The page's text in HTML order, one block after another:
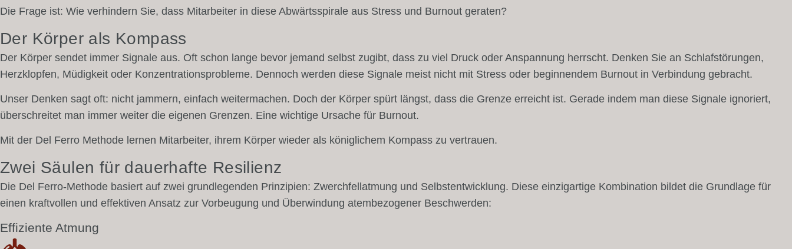
Die Frage ist: Wie verhindern Sie, dass Mitarbeiter in diese Abwärtsspirale aus Stress und Burnout geraten?
Der Körper als Kompass
Der Körper sendet immer Signale aus. Oft schon lange bevor jemand selbst zugibt, dass zu viel Druck oder Anspannung herrscht. Denken Sie an Schlafstörungen,
Herzklopfen, Müdigkeit oder Konzentrationsprobleme. Dennoch werden diese Signale meist nicht mit Stress oder beginnendem Burnout in Verbindung gebracht.
Unser Denken sagt oft: nicht jammern, einfach weitermachen. Doch der Körper spürt längst, dass die Grenze erreicht ist. Gerade indem man diese Signale ignoriert,
überschreitet man immer weiter die eigenen Grenzen. Eine wichtige Ursache für Burnout.
Mit der Del Ferro Methode lernen Mitarbeiter, ihrem Körper wieder als königlichem Kompass zu vertrauen.
Zwei Säulen für dauerhafte Resilienz
Die Del Ferro-Methode basiert auf zwei grundlegenden Prinzipien: Zwerchfellatmung und Selbstentwicklung. Diese einzigartige Kombination bildet die Grundlage für
einen kraftvollen und effektiven Ansatz zur Vorbeugung und Überwindung atembezogener Beschwerden:
Effiziente Atmung